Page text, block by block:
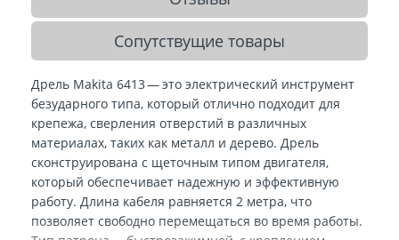
Сопутствущие товары
Дрель Makita 6413 — это электрический инструмент
безударного типа, который отлично подходит для
крепежа, сверления отверстий в различных
материалах, таких как металл и дерево. Дрель
сконструирована с щеточным типом двигателя,
который обеспечивает надежную и эффективную
работу. Длина кабеля равняется 2 метра, что
позволяет свободно перемещаться во время работы.